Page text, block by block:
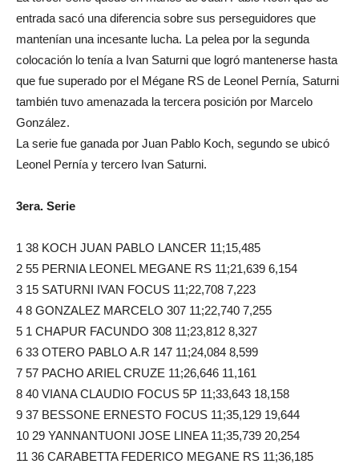
entrada sacó una diferencia sobre sus perseguidores que
mantenían una incesante lucha. La pelea por la segunda
colocación lo tenía a Ivan Saturni que logró mantenerse hasta
que fue superado por el Mégane RS de Leonel Pernía, Saturni
también tuvo amenazada la tercera posición por Marcelo
González.
La serie fue ganada por Juan Pablo Koch, segundo se ubicó
Leonel Pernía y tercero Ivan Saturni.
3era. Serie
1 38 KOCH JUAN PABLO LANCER 11;15,485
2 55 PERNIA LEONEL MEGANE RS 11;21,639 6,154
3 15 SATURNI IVAN FOCUS 11;22,708 7,223
4 8 GONZALEZ MARCELO 307 11;22,740 7,255
5 1 CHAPUR FACUNDO 308 11;23,812 8,327
6 33 OTERO PABLO A.R 147 11;24,084 8,599
7 57 PACHO ARIEL CRUZE 11;26,646 11,161
8 40 VIANA CLAUDIO FOCUS 5P 11;33,643 18,158
9 37 BESSONE ERNESTO FOCUS 11;35,129 19,644
10 29 YANNANTUONI JOSE LINEA 11;35,739 20,254
11 36 CARABETTA FEDERICO MEGANE RS 11;36,185